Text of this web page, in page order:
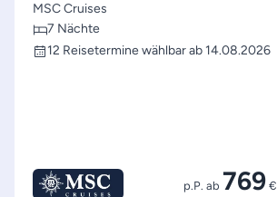
MSC Cruises
7 Nächte
12 Reisetermine wählbar ab 14.08.2026
p.P. ab 769 €